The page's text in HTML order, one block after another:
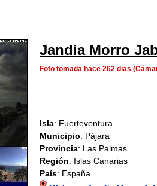
Jandia Morro
Foto tomada hace 262 dias
Isla: Fuerteventura
Municipio: Pájara
Provincia: Las Palmas
Región: Islas Canarias
País: España